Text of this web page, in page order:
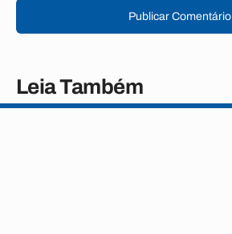
Publicar Comentário
Leia Também